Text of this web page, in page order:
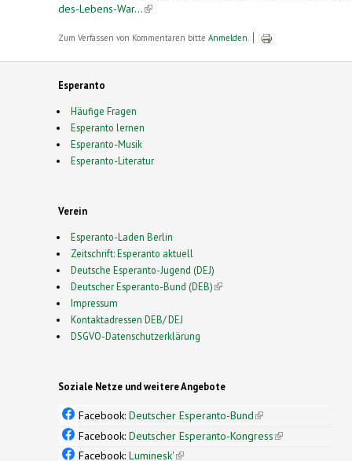
des-Lebens-War...(link is external)
Zum Verfassen von Kommentaren bitte Anmelden
Esperanto
Häufige Fragen
Esperanto lernen
Esperanto-Musik
Esperanto-Literatur
Verein
Esperanto-Laden Berlin
Zeitschrift: Esperanto aktuell
Deutsche Esperanto-Jugend (DEJ)
Deutscher Esperanto-Bund (DEB)(link is external)
Impressum
Kontaktadressen DEB/ DEJ
DSGVO-Datenschutzerklärung
Soziale Netze und weitere Angebote
Facebook: Deutscher Esperanto-Bund(link is
external)
Facebook: Deutscher Esperanto-Kongress(link is
Facebook: Luminesk'(link is external)